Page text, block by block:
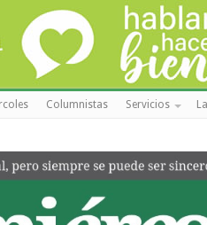
Columnistas Servicios